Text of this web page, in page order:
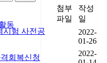
동
첨부
파일
작성
일
시험 사전공
2022-
01-26
회복신청
2022-